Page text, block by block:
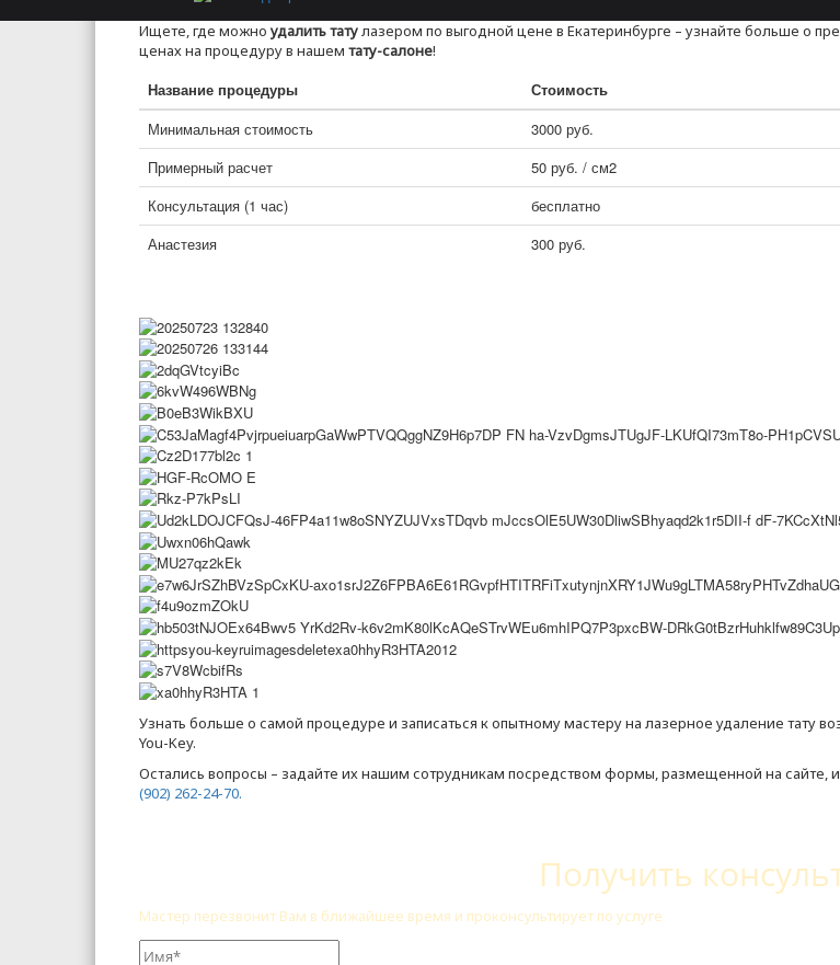
Ищете, где можно удалить татулазером по выгодной цене в Екатеринбурге – узнайте больше о
ценах на процедуру в нашем тату-салоне!
Название процедуры
Стоимость
Минимальная стоимость
3000 руб.
Примерный расчет
50 руб. / см2
Консультация (1 час)
бесплатно
Анастезия
300 руб.
Узнать больше о самой процедуре и записаться к опытному мастеру на лазерное удаление тату
You-Key.
Остались вопросы – задайте их нашим сотрудникам посредством формы, размещенной на сайте,
(902) 262-24-70.
Получить
Мастер перезвонит Вам в ближайшее время и проконсультирует по услуге